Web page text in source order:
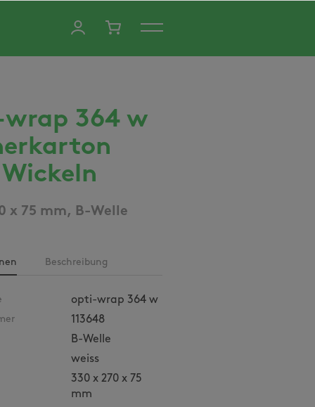
364 w
x 75 mm, B-Welle
Beschreibung
opti-wrap 364 w
113648
B-Welle
weiss
330 x 270 x 75
mm